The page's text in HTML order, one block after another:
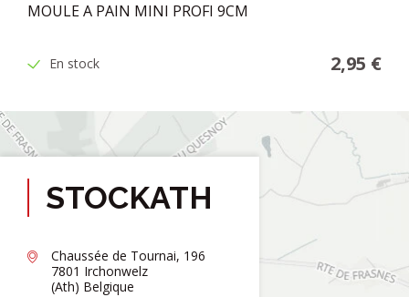
MOULE A PAIN MINI PROFI 9CM
En stock 2,95 €
STOCKATH
Chaussée de Tournai, 196
7801 Irchonwelz
(Ath) Belgique